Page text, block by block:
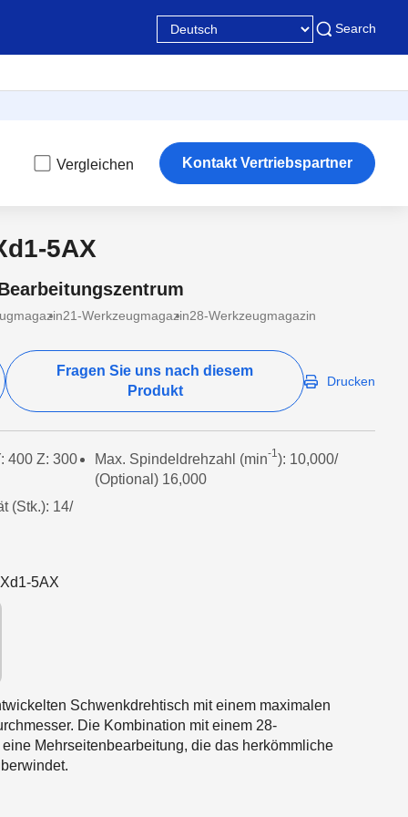
Search
Vergleichen Kontakt Vertriebspartner
5AX
21-Werkzeugmagazin28-Werkzeugmagazin
Fragen Sie uns nach diesem
Produkt
Drucken
400 Z: 300 Max. Spindeldrehzahl (min-1): 10,000/
(Optional) 16,000
(Stk.): 14/
5AX
Schwenkdrehtisch mit einem maximalen
Die Kombination mit einem 28-
Mehrseitenbearbeitung, die das herkömmliche